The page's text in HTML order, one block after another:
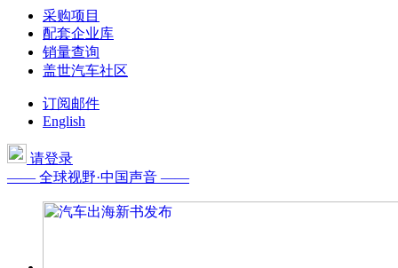
采购项目
配套企业库
销量查询
盖世汽车社区
订阅邮件
English
请登录
—— 全球视野·中国声音 ——